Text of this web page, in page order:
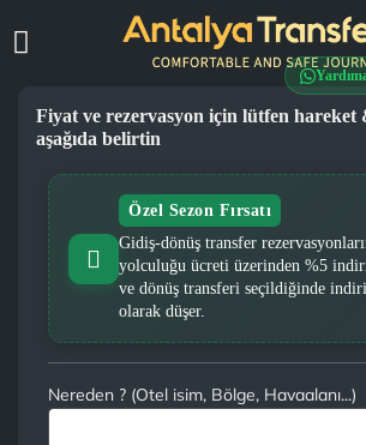
Fiyat ve rezervasyon için lütfen hareket
aşağıda belirtin
Özel Sezon Fırsatı
Gidiş-dönüş transfer
yolculuğu ücreti üzerinden %5
ve dönüş transferi seçildiğinde
olarak düşer.
Nereden ? (Otel isim, Bölge, Havaalanı...)